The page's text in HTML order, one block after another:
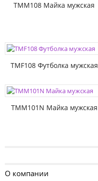
TMM108 Майка мужская
TMF108 Футболка мужская
TMM101N Майка мужская
О компании